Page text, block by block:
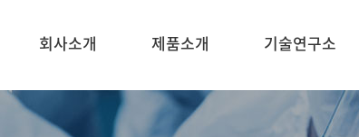
회사소개 제품소개 기술연구소